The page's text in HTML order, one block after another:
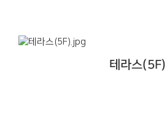
테라스(5F)